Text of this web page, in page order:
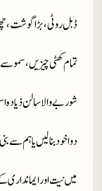
ڈبل روٹی، بڑا گوشت،
تمام کھٹی چیزیں،
شوربے والا سالن ذیادہ
دوا خود بنا لیں یا ہم سے
میں نیت اور ایمانداری